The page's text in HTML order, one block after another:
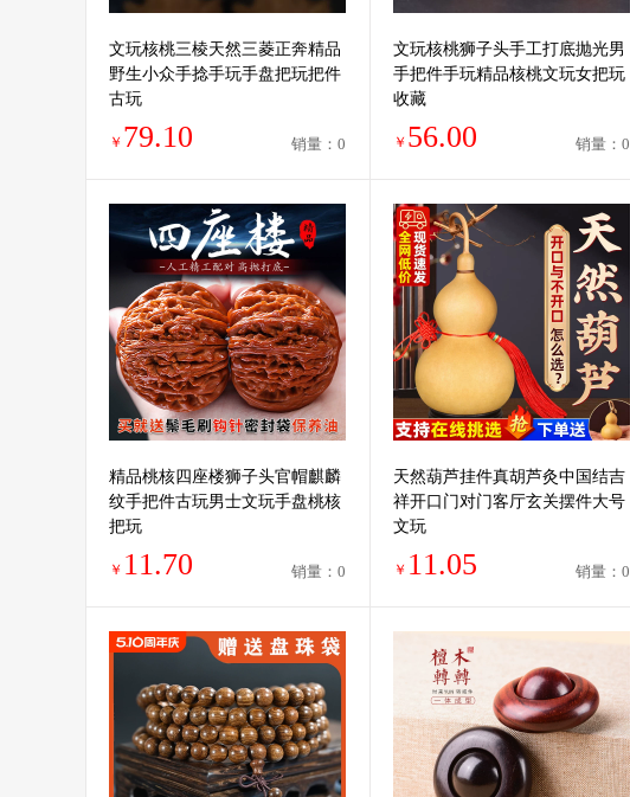
文玩核桃三棱天然三菱正奔精品
野生小众手捻手玩手盘把玩把件
古玩
￥ 79.10 销量：0
文玩核桃狮子头手工打底抛光男
手把件手玩精品核桃文玩女把玩
收藏
￥ 56.00 销量：0
精品桃核四座楼狮子头官帽麒麟
纹手把件古玩男士文玩手盘桃核
把玩
￥ 11.70 销量：0
天然葫芦挂件真胡芦灸中国结吉
祥开口门对门客厅玄关摆件大号
文玩
￥ 11.05 销量：0